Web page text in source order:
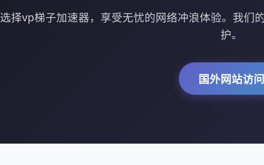
选择vp梯子加速器，享受无忧的网络冲浪体验。我们
护。
国外网站访问